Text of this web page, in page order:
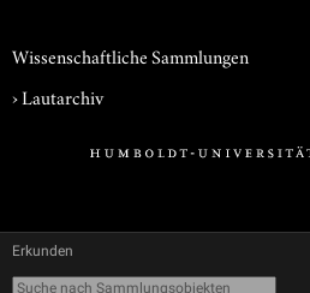
Wissenschaftliche Sammlungen
›Lautarchiv
Erkunden